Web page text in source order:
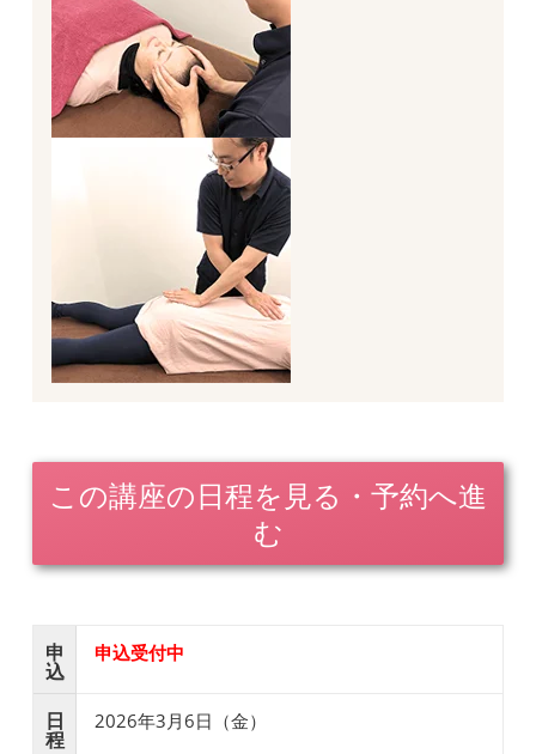
この講座の日程を見る・予約へ進
む
申
込
申込受付中
日
程
2026年3月6日（金）